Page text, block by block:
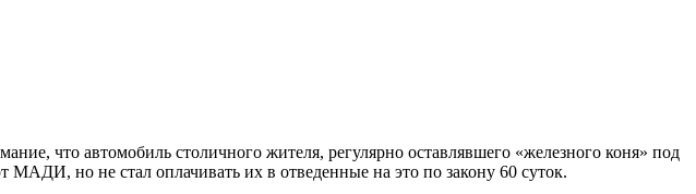
что автомобиль столичного жителя, регулярно оставлявшего «железного коня» под
но не стал оплачивать их в отведенные на это по закону 60 суток.